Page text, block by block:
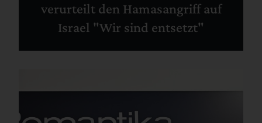
verurteilt den Hamasangriff auf
Israel "Wir sind entsetzt"